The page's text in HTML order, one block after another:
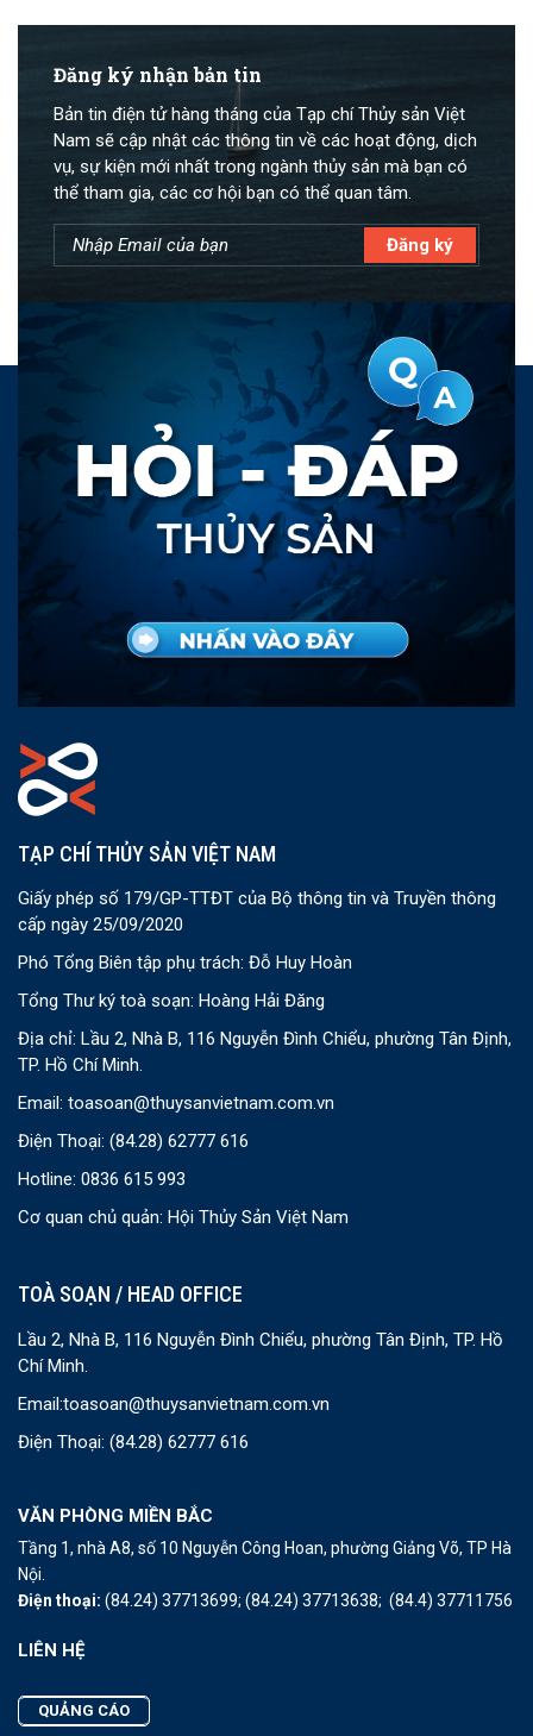
Đăng ký nhận bản tin
Bản tin điện tử hàng tháng của Tạp chí Thủy sản Việt
Nam sẽ cập nhật các thông tin về các hoạt động, dịch
vụ, sự kiện mới nhất trong ngành thủy sản mà bạn có
thể tham gia, các cơ hội bạn có thể quan tâm.
TẠP CHÍ THỦY SẢN VIỆT NAM
Giấy phép số 179/GP-TTĐT của Bộ thông tin và Truyền thông
cấp ngày 25/09/2020
Phó Tổng Biên tập phụ trách: Đỗ Huy Hoàn
Tổng Thư ký toà soạn: Hoàng Hải Đăng
Địa chỉ: Lầu 2, Nhà B, 116 Nguyễn Đình Chiểu, phường Tân Định,
TP. Hồ Chí Minh.
Email: toasoan@thuysanvietnam.com.vn
Điện Thoại: (84.28) 62777 616
Hotline: 0836 615 993
Cơ quan chủ quản: Hội Thủy Sản Việt Nam
TOÀ SOẠN / HEAD OFFICE
Lầu 2, Nhà B, 116 Nguyễn Đình Chiểu, phường Tân Định, TP. Hồ
Chí Minh.
Email:toasoan@thuysanvietnam.com.vn
Điện Thoại: (84.28) 62777 616
VĂN PHÒNG MIỀN BẮC
Tầng 1, nhà A8, số 10 Nguyễn Công Hoan, phường Giảng Võ, TP Hà
Nội.
Điện thoại: (84.24) 37713699; (84.24) 37713638; (84.4) 37711756
LIÊN HỆ
QUẢNG CÁO